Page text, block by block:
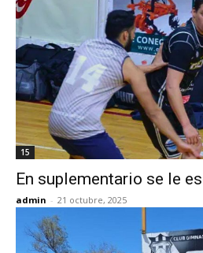
15
En suplementario se le
admin - 21 octubre, 2025